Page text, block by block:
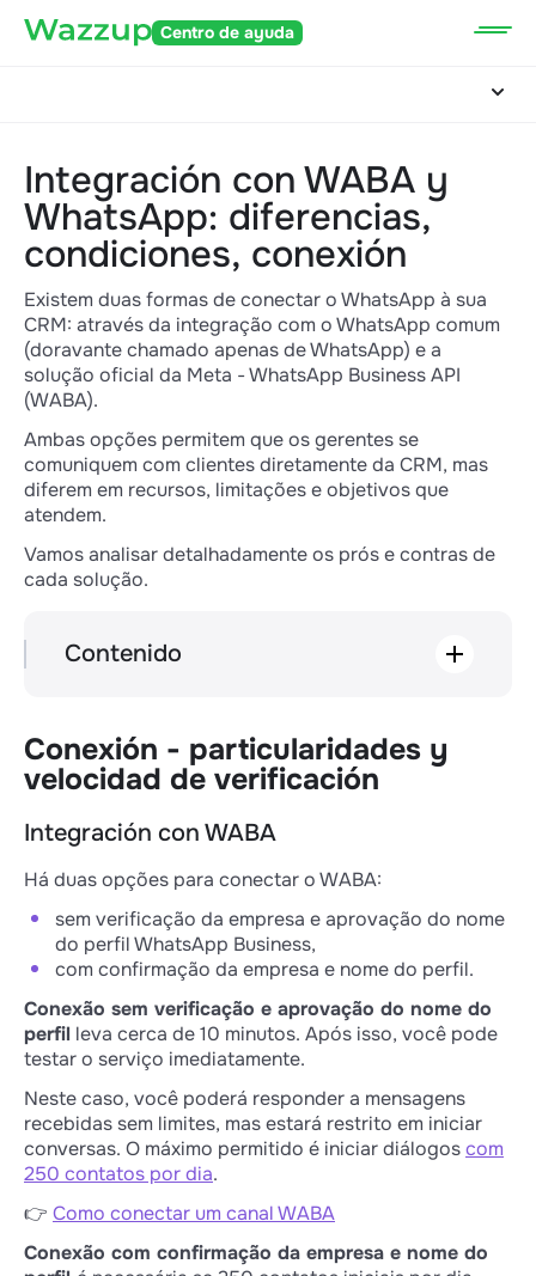
Centro de ayuda
Integración con WABA y
WhatsApp: diferencias,
condiciones, conexión
Existem duas formas de conectar o WhatsApp à sua
CRM: através da integração com o WhatsApp comum
(doravante chamado apenas de WhatsApp) e a
solução oficial da Meta - WhatsApp Business API
(WABA).
Ambas opções permitem que os gerentes se
comuniquem com clientes diretamente da CRM, mas
diferem em recursos, limitações e objetivos que
atendem.
Vamos analisar detalhadamente os prós e contras de
cada solução.
Contenido
Correspondencia: cómo y cuánto puedes
escribir primero
Estabilidad del trabajo
Comparación de precios
Conexión - particularidades y
velocidad de verificación
Integración con WABA
Há duas opções para conectar o WABA:
sem verificação da empresa e aprovação do nome
do perfil WhatsApp Business,
com confirmação da empresa e nome do perfil.
Conexão sem verificação e aprovação do nome do
perfil leva cerca de 10 minutos. Após isso, você pode
testar o serviço imediatamente.
Neste caso, você poderá responder a mensagens
recebidas sem limites, mas estará restrito em iniciar
conversas. O máximo permitido é iniciar diálogoscom
250 contatos por dia.
👉 Como conectar um canal WABA
Conexão com confirmação da empresa e nome do